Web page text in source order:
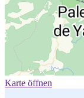
Karte öffnen